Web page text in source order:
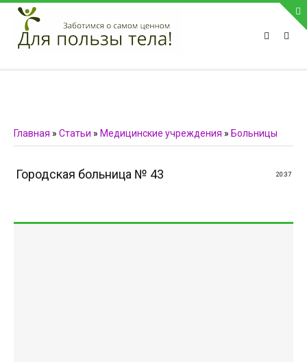
ПРИВЕТСТВУЕМ НА НАШЕМ САЙТЕ
Блок скоро обновится
Телефон:
Главная » Статьи » Медицинские учреждения » Больницы
20:37
Городская больница № 43